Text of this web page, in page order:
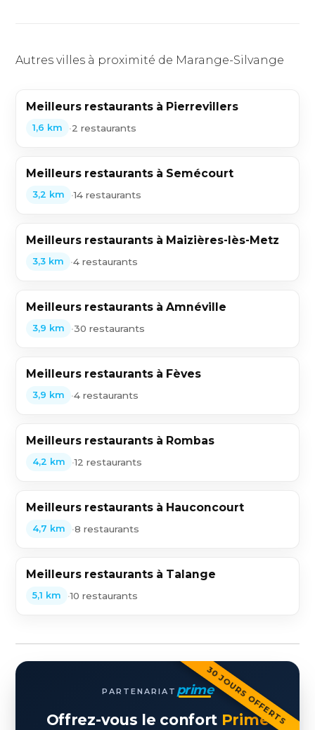
Autres villes à proximité de Marange-Silvange
Meilleurs restaurants à Pierrevillers
1,6 km •2 restaurants
Meilleurs restaurants à Semécourt
3,2 km •14 restaurants
Meilleurs restaurants à Maizières-lès-Metz
3,3 km •4 restaurants
Meilleurs restaurants à Amnéville
3,9 km •30 restaurants
Meilleurs restaurants à Fèves
3,9 km •4 restaurants
Meilleurs restaurants à Rombas
4,2 km •12 restaurants
Meilleurs restaurants à Hauconcourt
4,7 km •8 restaurants
Meilleurs restaurants à Talange
5,1 km •10 restaurants
30 JOURS OFFERTS
PARTENARIAT prime
Offrez-vous le confort Prime